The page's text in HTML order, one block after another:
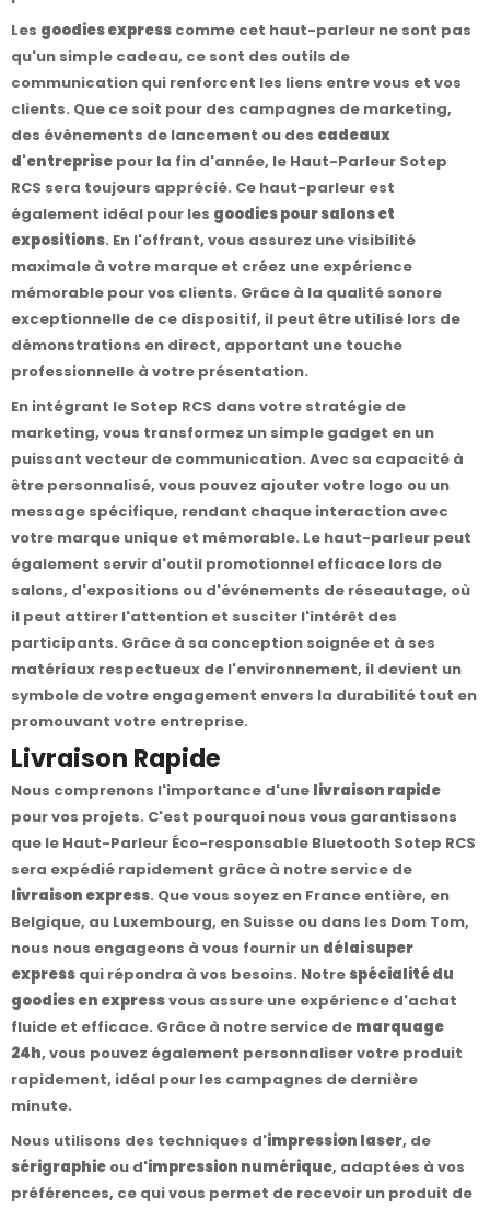
Les goodies express comme cet haut-parleur ne sont pas
qu'un simple cadeau, ce sont des outils de
communication qui renforcent les liens entre vous et vos
clients. Que ce soit pour des campagnes de marketing,
des événements de lancement ou des cadeaux
d'entreprise pour la fin d'année, le Haut-Parleur Sotep
RCS sera toujours apprécié. Ce haut-parleur est
également idéal pour les goodies pour salons et
expositions. En l'offrant, vous assurez une visibilité
maximale à votre marque et créez une expérience
mémorable pour vos clients. Grâce à la qualité sonore
exceptionnelle de ce dispositif, il peut être utilisé lors de
démonstrations en direct, apportant une touche
professionnelle à votre présentation.
En intégrant le Sotep RCS dans votre stratégie de
marketing, vous transformez un simple gadget en un
puissant vecteur de communication. Avec sa capacité à
être personnalisé, vous pouvez ajouter votre logo ou un
message spécifique, rendant chaque interaction avec
votre marque unique et mémorable. Le haut-parleur peut
également servir d'outil promotionnel efficace lors de
salons, d'expositions ou d'événements de réseautage, où
il peut attirer l'attention et susciter l'intérêt des
participants. Grâce à sa conception soignée et à ses
matériaux respectueux de l'environnement, il devient un
symbole de votre engagement envers la durabilité tout en
promouvant votre entreprise.
Livraison Rapide
Nous comprenons l'importance d'une livraison rapide
pour vos projets. C'est pourquoi nous vous garantissons
que le Haut-Parleur Éco-responsable Bluetooth Sotep RCS
sera expédié rapidement grâce à notre service de
livraison express. Que vous soyez en France entière, en
Belgique, au Luxembourg, en Suisse ou dans les Dom Tom,
nous nous engageons à vous fournir un délai super
express qui répondra à vos besoins. Notrespécialité du
goodies en expressvous assure une expérience d'achat
fluide et efficace. Grâce à notre service de marquage
24h, vous pouvez également personnaliser votre produit
rapidement, idéal pour les campagnes de dernière
minute.
Nous utilisons des techniques d'impression laser, de
sérigraphie ou d'impression numérique, adaptées à vos
préférences, ce qui vous permet de recevoir un produit de